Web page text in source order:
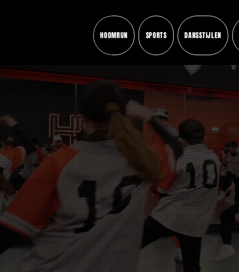
HOOMRUN SPORTS DANSSTIJLEN